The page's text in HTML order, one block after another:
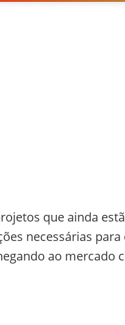
que ainda
necessárias
ao